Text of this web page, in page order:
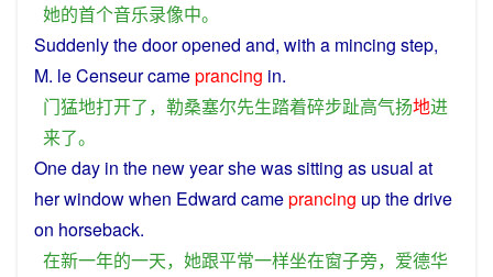
她的首个音乐录像中。
Suddenlythedooropened and, with a mincing step,
M. le Censeurcameprancing in.
门猛地打开了， 勒桑塞尔先生踏着碎步趾高气扬地进
来了。
Oneday in the newyearshewassitting as usual at
herwindowwhen Edward cameprancing upthedrive
on horseback.
在新一年的一天， 她跟平常一样坐在窗子旁， 爱德华